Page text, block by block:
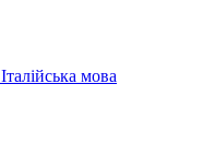
Італійська мова